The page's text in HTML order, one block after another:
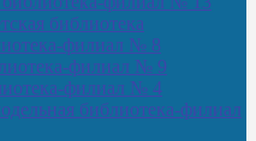
библиотека
филиал № 8
филиал № 9
филиал № 4
библиотека-филиал